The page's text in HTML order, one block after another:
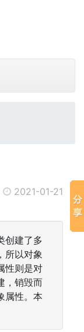
2021-01-21
创建了多
所以对象
性则是对
，销毁而
属性。本